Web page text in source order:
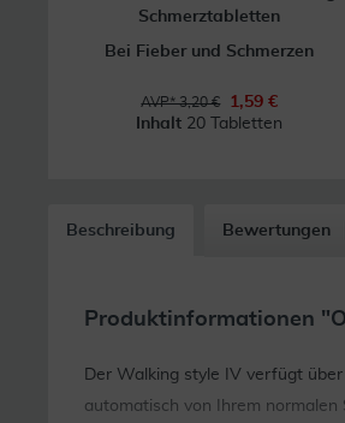
Schmerztabletten
Bei Fieber und Schmerzen
AVP* 3,20 €
1,59 €
Inhalt 20 Tabletten
Beschreibung Bewertungen
Produktinformationen
Der Walking style IV verfügt
automatisch von Ihrem